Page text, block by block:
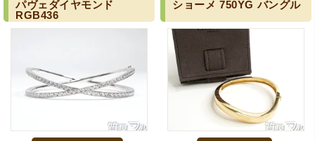
任せできそうです!
パヴェダイヤモンド
RGB436
ショーメ 750YG バングル